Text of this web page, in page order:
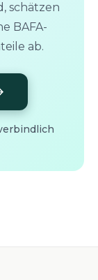
schätzen
BAFA-
ab.